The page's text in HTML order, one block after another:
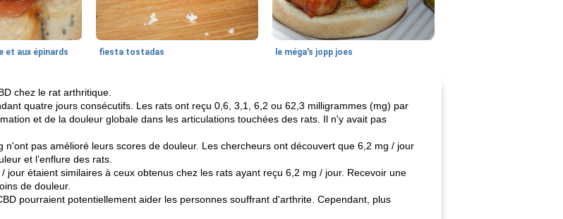
et aux épinards fiesta tostadas le méga's jopp joes
chez le rat arthritique.
quatre jours consécutifs. Les rats ont reçu 0,6, 3,1, 6,2 ou 62,3 milligrammes (mg) par
et de la douleur globale dans les articulations touchées des rats. Il n'y avait pas
pas amélioré leurs scores de douleur. Les chercheurs ont découvert que 6,2 mg / jour
et l’enflure des rats.
jour étaient similaires à ceux obtenus chez les rats ayant reçu 6,2 mg / jour. Recevoir une
de douleur.
pourraient potentiellement aider les personnes souffrant d'arthrite. Cependant, plus